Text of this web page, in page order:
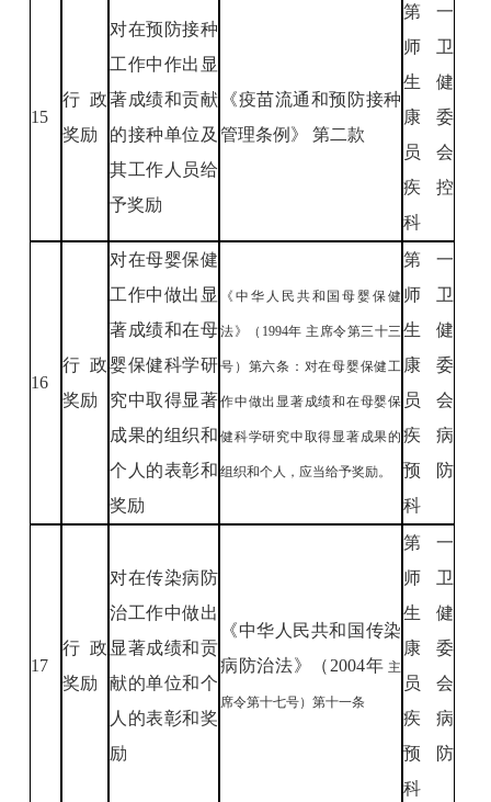
15
行政
奖励
对在预防接种
工作中作出显
著成绩和贡献
的接种单位及
其工作人员给
予奖励
《疫苗流通和预防接种
管理条例》 第二款
第一
师卫
生健
康委
员会
疾控
科
16
行政
奖励
对在母婴保健
工作中做出显
著成绩和在母
婴保健科学研
究中取得显著
成果的组织和
个人的表彰和
奖励
《中华人民共和国母婴保健
法》（1994年 主席令第三十三
号）第六条：对在母婴保健工
作中做出显著成绩和在母婴保
健科学研究中取得显著成果的
组织和个人，应当给予奖励。
第一
师卫
生健
康委
员会
疾病
预防
科
17
行政
奖励
对在传染病防
治工作中做出
显著成绩和贡
献的单位和个
人的表彰和奖
励
《中华人民共和国传染
病防治法》（2004年 主
席令第十七号）第十一条
第一
师卫
生健
康委
员会
疾病
预防
科